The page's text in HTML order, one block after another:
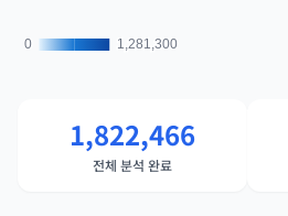
0
0 1,281,300
1,281,300
1,822,466
전체 분석 완료